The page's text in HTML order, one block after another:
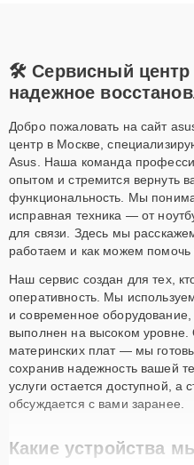
🛠 Сервисный центр
надежное
Добро пожаловать на сайт
центр в Москве,
Asus. Наша команда
опытом и стремится вернуть
функциональность. Мы
исправная техника — от
для связи. Здесь мы
работаем и как можем помочь
Наш сервис создан для тех,
оперативность. Мы
и современное
выполнен на высоком
материнских плат — мы
сохранив надежность вашей
услуги остается доступной, а
обсуждается с вами заранее.
Какие устройства